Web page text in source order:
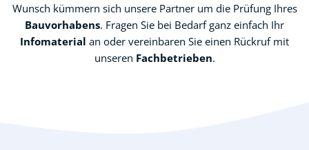
Wunsch kümmern sich unsere Partner um die Prüfung Ihres
Bauvorhabens. Fragen Sie bei Bedarf ganz einfach Ihr
Infomaterial an oder vereinbaren Sie einen Rückruf mit
unseren Fachbetrieben.